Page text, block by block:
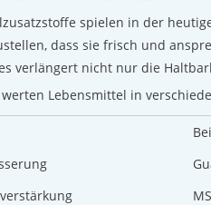
spielen in der
dass sie frisch und
verlängert nicht nur die
Lebensmittel in